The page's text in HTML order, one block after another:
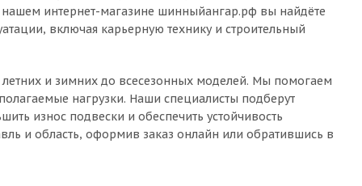
интернет-магазине шинныйангар.рф вы найдёте
включая карьерную технику и строительный
и зимних до всесезонных моделей. Мы помогаем
нагрузки. Наши специалисты подберут
износ подвески и обеспечить устойчивость
и область, оформив заказ онлайн или обратившись в